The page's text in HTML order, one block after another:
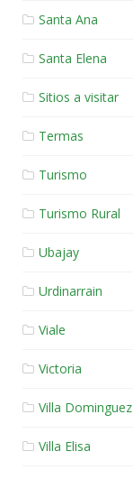
Santa Ana
Santa Elena
Sitios a visitar
Termas
Turismo
Turismo Rural
Ubajay
Urdinarrain
Viale
Victoria
Villa Dominguez
Villa Elisa